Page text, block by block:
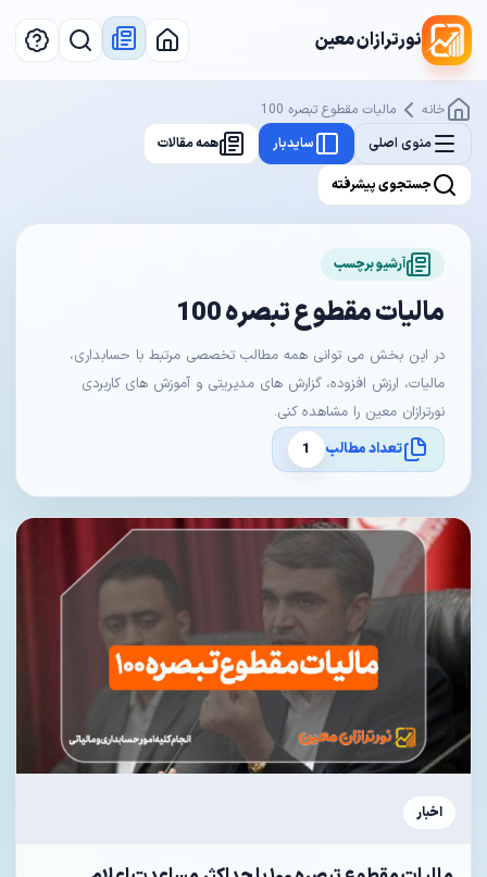
نورترازان معین
خانه
مالیات مقطوع تبصره 100
منوی اصلی
سایدبار همه مقالات
جستجوی پیشرفته
آرشیو برچسب
مالیات مقطوع تبصره 100
در این بخش می توانی همه مطالب تخصصی مرتبط با حسابداری،
مالیات، ارزش افزوده، گزارش های مدیریتی و آموزش های کاربردی
نورترازان معین را مشاهده کنی.
تعداد مطالب
1
اخبار